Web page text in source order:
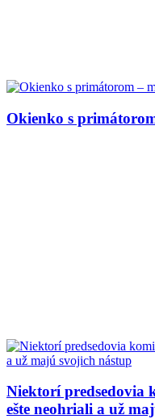
Okienko s
Niektorí predsedovia
ešte neohriali a už